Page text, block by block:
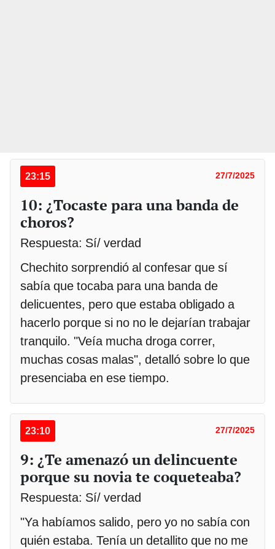
23:15 27/7/2025
10: ¿Tocaste para una banda de
choros?
Respuesta: Sí/ verdad
Chechito sorprendió al confesar que sí
sabía que tocaba para una banda de
delicuentes, pero que estaba obligado a
hacerlo porque si no no le dejarían trabajar
tranquilo. "Veía mucha droga correr,
muchas cosas malas", detalló sobre lo que
presenciaba en ese tiempo.
23:10 27/7/2025
9: ¿Te amenazó un delincuente
porque su novia te coqueteaba?
Respuesta: Sí/ verdad
"Ya habíamos salido, pero yo no sabía con
quién estaba. Tenía un detallito que no me